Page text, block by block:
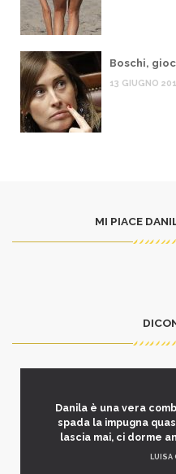
Boschi,
13 GIUGNO
MI PIACE
Danila è una vera
spada la impugna
lascia mai, ci dorme
LUISA